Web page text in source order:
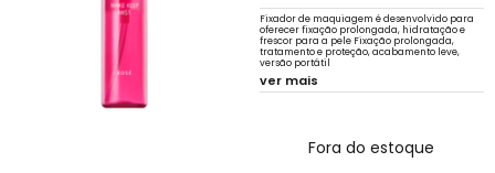
Fixador de maquiagem é desenvolvido para
oferecer fixação prolongada, hidratação e
frescor para a pele Fixação prolongada,
tratamento e proteção, acabamento leve,
versão portátil
ver mais
Fora do estoque